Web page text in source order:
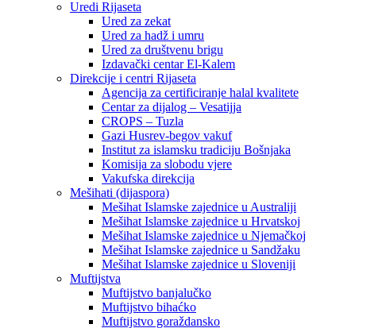
Uredi Rijaseta
Ured za zekat
Ured za hadž i umru
Ured za društvenu brigu
Izdavački centar El-Kalem
Direkcije i centri Rijaseta
Agencija za certificiranje halal kvalitete
Centar za dijalog – Vesatijja
CROPS – Tuzla
Gazi Husrev-begov vakuf
Institut za islamsku tradiciju Bošnjaka
Komisija za slobodu vjere
Vakufska direkcija
Mešihati (dijaspora)
Mešihat Islamske zajednice u Australiji
Mešihat Islamske zajednice u Hrvatskoj
Mešihat Islamske zajednice u Njemačkoj
Mešihat Islamske zajednice u Sandžaku
Mešihat Islamske zajednice u Sloveniji
Muftijstva
Muftijstvo banjalučko
Muftijstvo bihaćko
Muftijstvo goraždansko